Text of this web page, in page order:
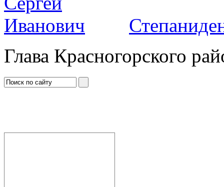
Глава Красногорского